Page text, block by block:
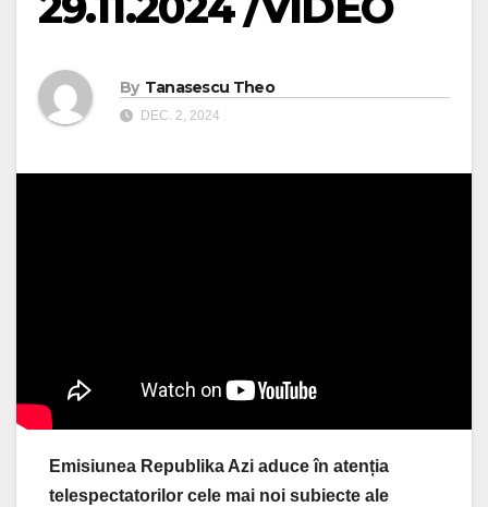
By Tanasescu Theo
DEC. 2, 2024
Emisiunea Republika Azi aduce în atenția
telespectatorilor cele mai noi subiecte ale